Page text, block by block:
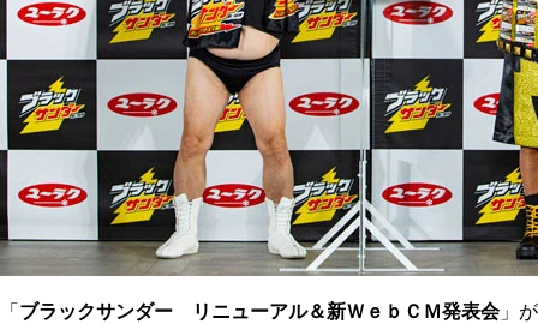
「 ブラックサンダー リニューアル＆新ＷｅｂＣＭ発表会」が